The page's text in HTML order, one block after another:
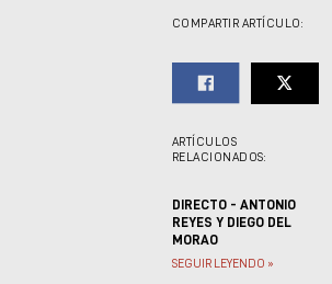
COMPARTIR ARTÍCULO:
ARTÍCULOS
RELACIONADOS:
DIRECTO - ANTONIO
REYES Y DIEGO DEL
MORAO
SEGUIR LEYENDO »